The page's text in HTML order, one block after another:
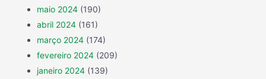
maio 2024 (190)
abril 2024 (161)
março 2024 (174)
fevereiro 2024 (209)
janeiro 2024 (139)